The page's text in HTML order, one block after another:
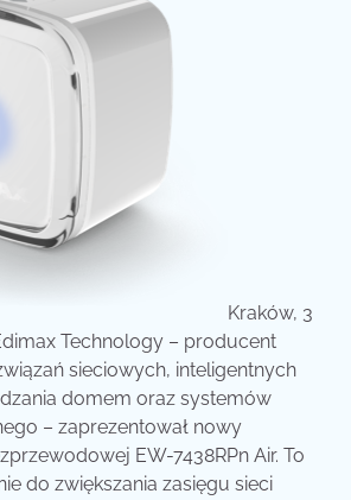
Kraków, 3
Technology – producent
sieciowych, inteligentnych
domem oraz systemów
– zaprezentował nowy
EW-7438RPn Air. To
do zwiększania zasięgu sieci